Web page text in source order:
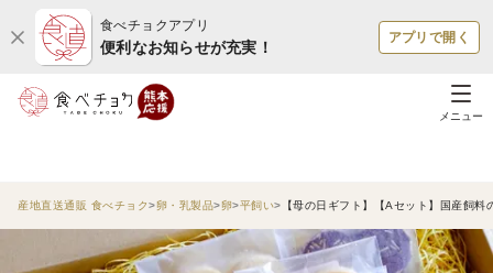
食べチョクアプリ
便利なお知らせが充実！
アプリで開く
メニュー
産地直送通販 食べチョク 卵・乳製品 卵 平飼い 【母の日ギフト】【Aセット】国産飼